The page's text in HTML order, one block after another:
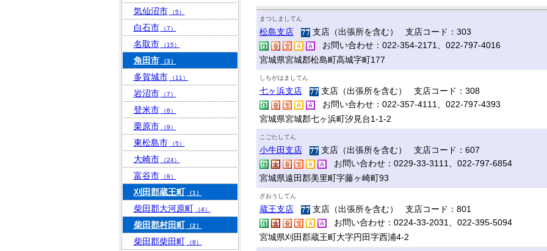
まつしましてん
松島支店
支店（出張所を含む） 支店コード：303
お問い合わせ：022-354-2171、022-797-4016
宮城県宮城郡松島町高城字町177
しちがはましてん
七ヶ浜支店
支店（出張所を含む） 支店コード：308
お問い合わせ：022-357-4111、022-797-4393
宮城県宮城郡七ヶ浜町汐見台1-1-2
こごたしてん
小牛田支店
支店（出張所を含む） 支店コード：607
お問い合わせ：0229-33-3111、022-797-6854
宮城県遠田郡美里町字藤ヶ崎町93
ざおうしてん
蔵王支店
支店（出張所を含む） 支店コード：801
お問い合わせ：0224-33-2031、022-395-5094
宮城県刈田郡蔵王町大字円田字西浦4-2
気仙沼市 （5）
白石市 （7）
名取市 （15）
角田市 （3）
多賀城市 （11）
岩沼市 （7）
登米市 （8）
栗原市 （9）
東松島市 （5）
大崎市 （24）
富谷市 （8）
刈田郡蔵王町 （1）
柴田郡大河原町 （4）
柴田郡村田町 （2）
柴田郡柴田町 （8）